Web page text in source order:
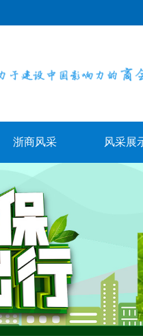
浙商风采 风采展